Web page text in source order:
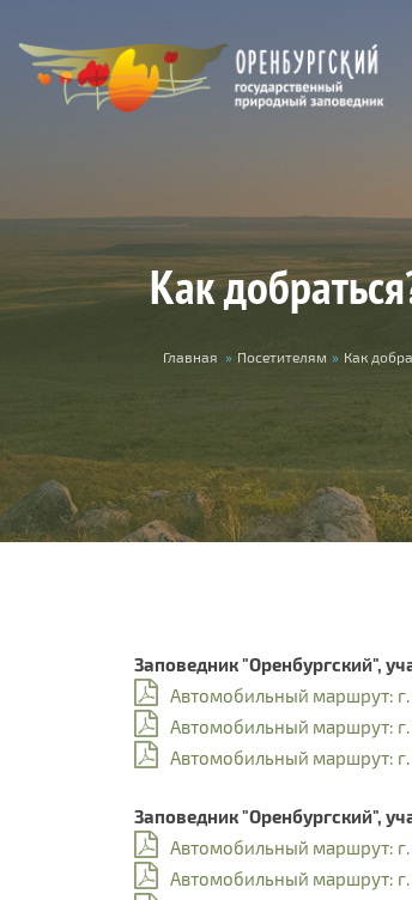
Как
Вы здесь
Главная » Посетителям » Как
Заповедник "Оренбургский",
Автомобильный маршрут: г.
Автомобильный маршрут: г.
Автомобильный маршрут: г.
Заповедник "Оренбургский",
Автомобильный маршрут: г.
Автомобильный маршрут: г.